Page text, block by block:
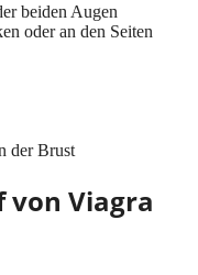
beiden Augen
oder an den Seiten
der Brust
von Viagra